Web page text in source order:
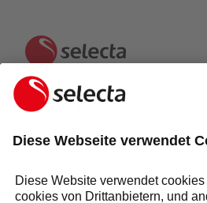
KONTAKTIEREN SIE UNS UND
ANFRAGE
Antwort innerhalb von 24